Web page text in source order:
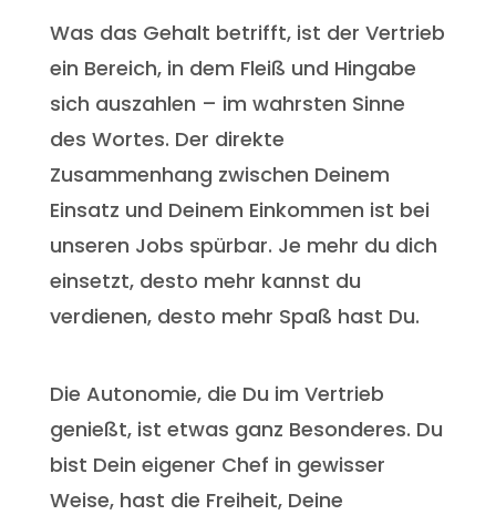
Was das Gehalt betrifft, ist der Vertrieb
ein Bereich, in dem Fleiß und Hingabe
sich auszahlen – im wahrsten Sinne
des Wortes. Der direkte
Zusammenhang zwischen Deinem
Einsatz und Deinem Einkommen ist bei
unseren Jobs spürbar. Je mehr du dich
einsetzt, desto mehr kannst du
verdienen, desto mehr Spaß hast Du.
Die Autonomie, die Du im Vertrieb
genießt, ist etwas ganz Besonderes. Du
bist Dein eigener Chef in gewisser
Weise, hast die Freiheit, Deine